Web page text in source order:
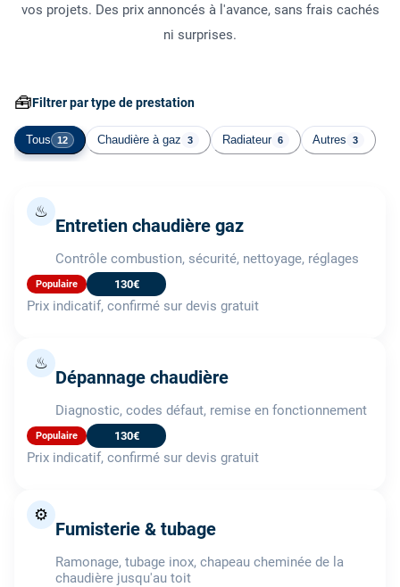
vos projets. Des prix annoncés à l'avance, sans frais cachés
ni surprises.
🧰Filtrer par type de prestation
Tous 12 Chaudière à gaz 3 Radiateur 6 Autres 3
♨
Entretien chaudière gaz
Contrôle combustion, sécurité, nettoyage, réglages
Populaire 130€
Prix indicatif, confirmé sur devis gratuit
♨
Dépannage chaudière
Diagnostic, codes défaut, remise en fonctionnement
Populaire 130€
Prix indicatif, confirmé sur devis gratuit
⚙️
Fumisterie & tubage
Ramonage, tubage inox, chapeau cheminée de la
chaudière jusqu'au toit